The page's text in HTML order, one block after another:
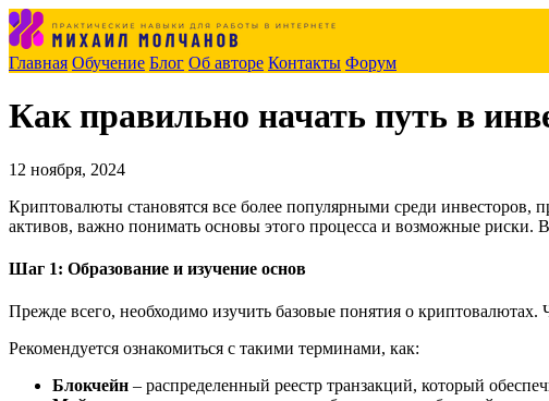
Главная Обучение Блог Об авторе Контакты Форум
Как правильно начать путь в
12 ноября, 2024
Криптовалюты становятся все более популярными среди
активов, важно понимать основы этого процесса и возможные
Шаг 1: Образование и изучение основ
Прежде всего, необходимо изучить базовые понятия о
Рекомендуется ознакомиться с такими терминами, как:
Блокчейн – распределенный реестр транзакций, который